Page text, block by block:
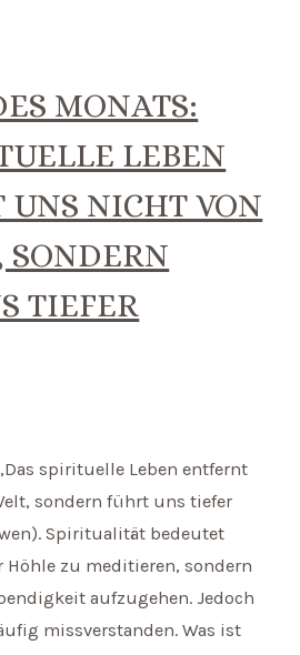
MONATS:
LEBEN
UNS NICHT VON
SONDERN
TIEFER
spirituelle Leben entfernt
sondern führt uns tiefer
Spiritualität bedeutet
zu meditieren, sondern
aufzugehen. Jedoch
missverstanden. Was ist